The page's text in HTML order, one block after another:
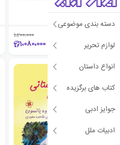
دسته بندی موضوعی
لوازم تحریر
انواع داستان
کتاب های برگزیده
جوایز ادبی
ادبیات ملل
روان شناسی تربیتی
جان دبلیو سانتراک
1،200،000
1،080،000